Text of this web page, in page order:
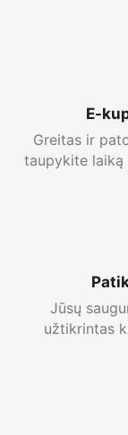
E-
Greitas ir
taupykite laiką
Jūsų
užtikrintas